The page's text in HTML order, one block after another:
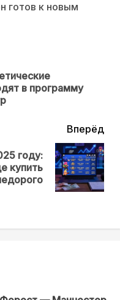
готов к новым
в программу
Вперёд
году:
купить